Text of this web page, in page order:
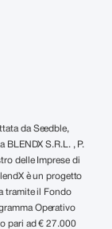
da Seedble,
BLENDX S.R.L. , P.
delle Imprese di
è un progetto
tramite il Fondo
Operativo
pari ad € 27.000